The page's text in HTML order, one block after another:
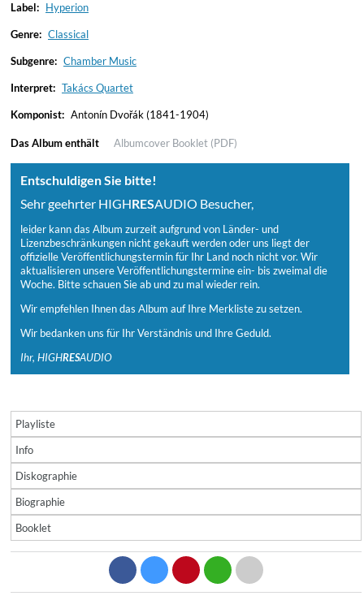
Label: Hyperion
Genre: Classical
Subgenre: Chamber Music
Interpret: Takács Quartet
Komponist: Antonín Dvořák (1841-1904)
Das Album enthält Albumcover Booklet (PDF)
Entschuldigen Sie bitte!
Sehr geehrter HIGHRESAUDIO Besucher,
leider kann das Album zurzeit aufgrund von Länder- und
Lizenzbeschränkungen nicht gekauft werden oder uns liegt der
offizielle Veröffentlichungstermin für Ihr Land noch nicht vor. Wir
aktualisieren unsere Veröffentlichungstermine ein- bis zweimal die
Woche. Bitte schauen Sie ab und zu mal wieder rein.
Wir empfehlen Ihnen das Album auf Ihre Merkliste zu setzen.
Wir bedanken uns für Ihr Verständnis und Ihre Geduld.
Ihr, HIGHRESAUDIO
Playliste
Info
Diskographie
Biographie
Booklet